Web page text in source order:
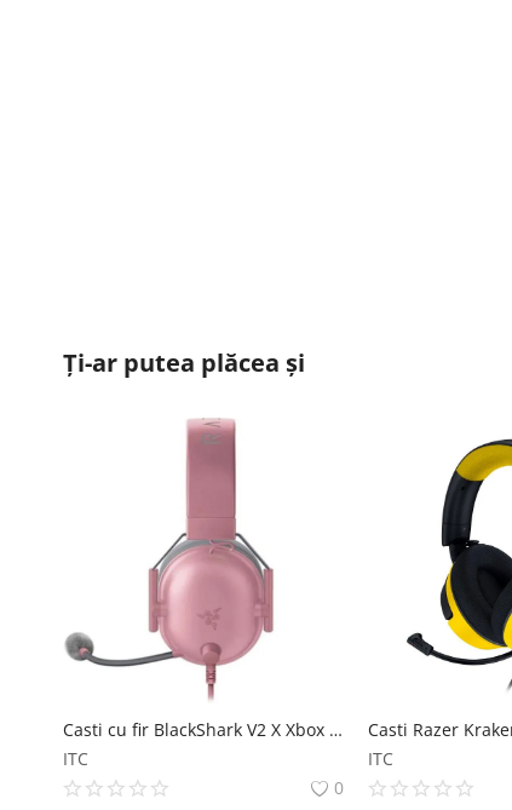
Ți-ar putea plăcea și
Casti cu fir BlackShark V2 X Xbox L, roz Casti cu fir BlackShark V2 X Xbox L, roz Razer
ITC
0
ITC